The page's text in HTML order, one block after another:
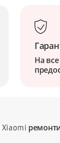
На
Xiaomi